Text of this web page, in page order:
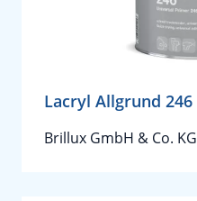
Lacryl Allgrund 246
Brillux GmbH & Co. KG